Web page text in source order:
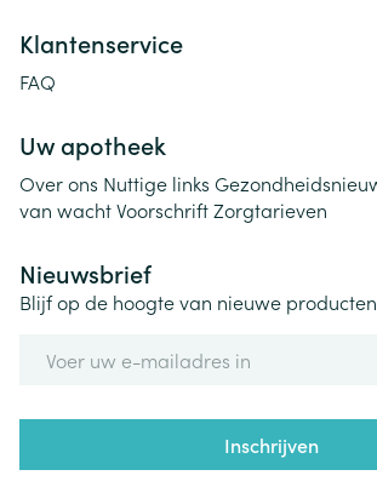
Klantenservice
FAQ
Uw apotheek
Over ons Nuttige links
van wachtVoorschriftZorgtarieven
Nieuwsbrief
Blijf op de hoogte van nieuwe
Inschrijven